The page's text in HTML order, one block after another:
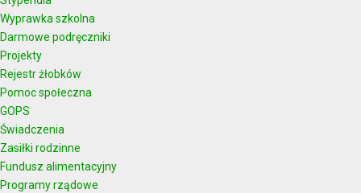
Wyprawka szkolna
Darmowe podręczniki
Projekty
Rejestr żłobków
Pomoc społeczna
GOPS
Świadczenia
Zasiłki rodzinne
Fundusz alimentacyjny
Programy rządowe